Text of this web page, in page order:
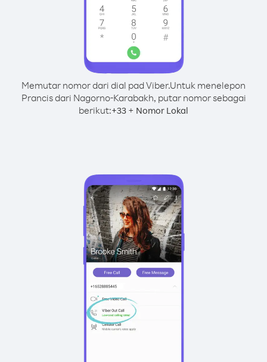
Memutar nomor dari dial pad Viber.Untuk menelepon
Prancis dari Nagorno-Karabakh, putar nomor sebagai
berikut:+33 + Nomor Lokal